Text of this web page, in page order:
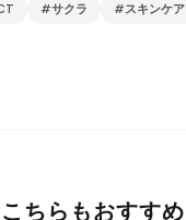
#サクラ #スキンケア
こちらもおすすめ